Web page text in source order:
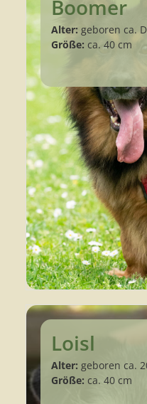
Boomer
Alter:geboren ca.
Größe: ca. 40 cm
Loisl
Alter: geboren ca.
Größe: ca. 40 cm